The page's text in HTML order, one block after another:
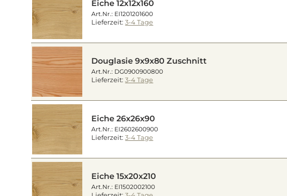
Eiche 12x12x160
Art.Nr.: EI1201201600
Lieferzeit:3-4 Tage
Douglasie 9x9x80 Zuschnitt
Art.Nr.: DG0900900800
Lieferzeit:3-4 Tage
Eiche 26x26x90
Art.Nr.: EI2602600900
Lieferzeit:3-4 Tage
Eiche 15x20x210
Art.Nr.: EI1502002100